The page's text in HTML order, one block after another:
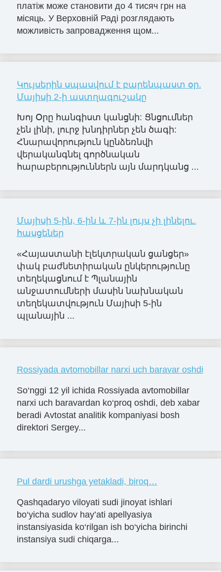
платіж може становити до 4 тисяч грн на
місяць. У Верховній Раді розглядають
можливість запровадження щом...
Կույսերին սպասվում է բարենպաստ օր.
Մայիսի 2-ի աստղագուշակը
Խոյ Օրը հանգիստ կանցնի: Ցնցումներ
չեն լինի, լուրջ խնդիրներ չեն ծագի:
Հնարավորություն կընձեռնվի
վերականգնել գործնական
հարաբերություններն այն մարդկանց ...
Մայիսի 5-ին, 6-ին և 7-ին լույս չի լինելու.
հասցեներ
«Հայաստանի էլեկտրական ցանցեր»
փակ բաժնետիրական ընկերությունը
տեղեկացնում է Պլանային
անջատումների մասին նախնական
տեղեկատվություն Մայիսի 5-ին
պլանային ...
Rossiyada avtomobillar narxi uch baravar oshdi
So‘nggi 12 yil ichida Rossiyada avtomobillar
narxi uch baravardan ko‘proq oshdi, deb xabar
beradi Avtostat analitik kompaniyasi bosh
direktori Sergey...
Pul dardi urushga yetakladi, biroq…
Qashqadaryo viloyati sudi jinoyat ishlari
bo‘yicha sudlov hay’ati apellyasiya
instansiyasida ko‘rilgan ish bo‘yicha birinchi
instansiya sudi chiqarga...